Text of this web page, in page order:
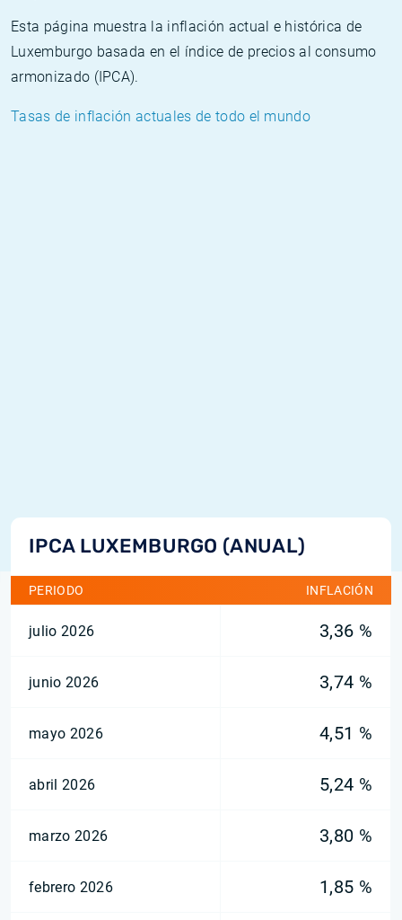
Esta página muestra la inflación actual e histórica de
Luxemburgo basada en el índice de precios al consumo
armonizado (IPCA).
Tasas de inflación actuales de todo el mundo
IPCA LUXEMBURGO (ANUAL)
PERIODO INFLACIÓN
julio 2026 3,36 %
junio 2026 3,74 %
mayo 2026 4,51 %
abril 2026 5,24 %
marzo 2026 3,80 %
febrero 2026 1,85 %